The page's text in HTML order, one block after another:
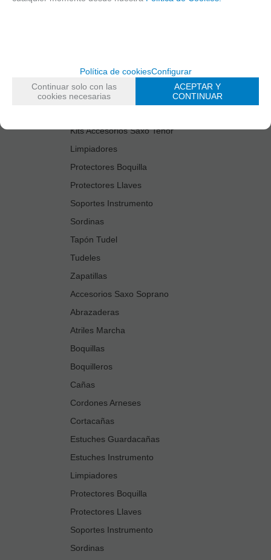
Cañas
Estuches Guardacañas
Estuches Instrumento
Kits Accesorios Saxo Tenor
Limpiadores
Protectores Boquilla
Protectores Llaves
Soportes Instrumento
Sordinas
Tapón Tudel
Tudeles
Zapatillas
Accesorios Saxo Soprano
Abrazaderas
Atriles Marcha
Boquillas
Boquilleros
Cañas
Cordones Arneses
Cortacañas
Estuches Guardacañas
Estuches Instrumento
Limpiadores
Protectores Boquilla
Protectores Llaves
Soportes Instrumento
Sordinas
Política de cookiesConfigurar
Continuar solo con las
cookies necesarias
ACEPTAR Y
CONTINUAR